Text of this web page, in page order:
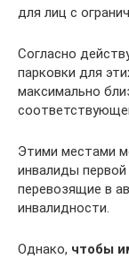
для лиц с
Согласно
парковки для
максимально
Этими местами
инвалиды
перевозящие в
инвалидности.
Однако, чтобы